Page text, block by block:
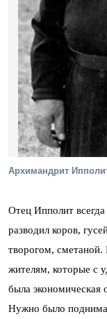
Архимандрит
Отец Ипполит
разводил коров,
творогом,
жителям, которые с
была экономическая
Нужно было